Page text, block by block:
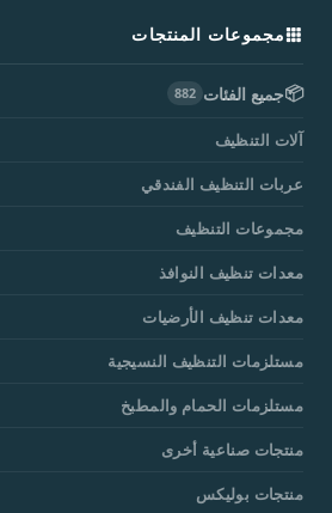
مجموعات المنتجات
📦جميع الفئات 882
آلات التنظيف
عربات التنظيف الفندقي
مجموعات التنظيف
معدات تنظيف النوافذ
معدات تنظيف الأرضيات
مستلزمات التنظيف النسيجية
مستلزمات الحمام والمطبخ
منتجات صناعية أخرى
منتجات بوليكس